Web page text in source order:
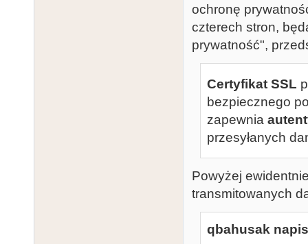
ochronę
czterech stron,
prywatność",
Certyfikat SSL
bezpiecznego
zapewnia
przesyłanych
Powyżej
transmitowanych
qbahusak